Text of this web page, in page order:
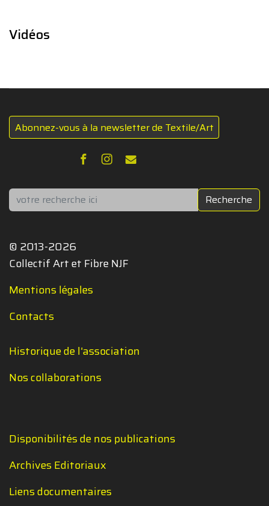
Vidéos
Abonnez-vous à la newsletter de Textile/Art
Rechercher Recherche
© 2013-2026
Collectif Art et Fibre NJF
Mentions légales
Contacts
Historique de l'association
Nos collaborations
Disponibilités de nos publications
Archives Editoriaux
Liens documentaires